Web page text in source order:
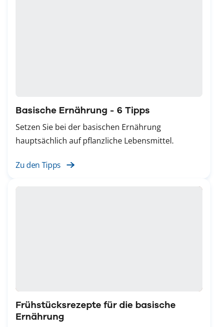
Basische Ernährung - 6 Tipps
Setzen Sie bei der basischen Ernährung
hauptsächlich auf pflanzliche Lebensmittel.
Zu den Tipps
Frühstücksrezepte für die basische
Ernährung